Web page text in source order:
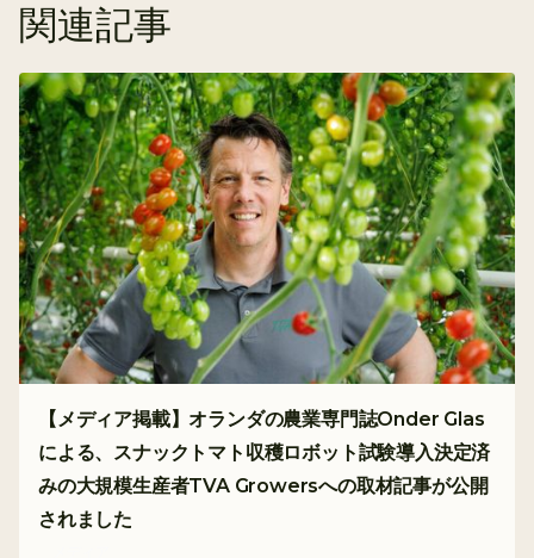
関連記事
【メディア掲載】オランダの農業専門誌Onder Glas
による、スナックトマト収穫ロボット試験導入決定済
みの大規模生産者TVA Growersへの取材記事が公開
されました